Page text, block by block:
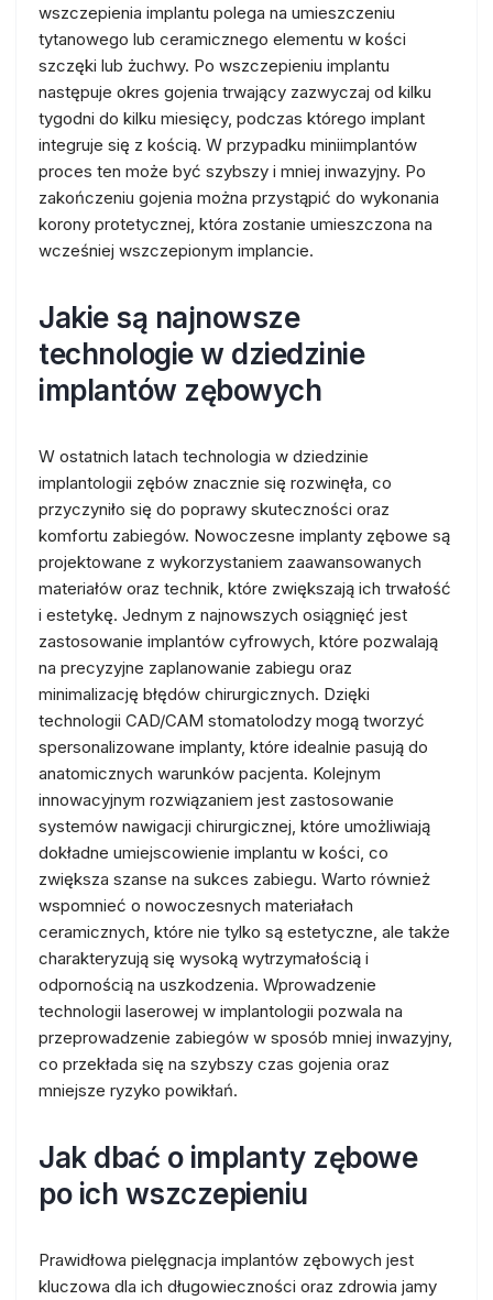
wszczepienia implantu polega na umieszczeniu
tytanowego lub ceramicznego elementu w kości
szczęki lub żuchwy. Po wszczepieniu implantu
następuje okres gojenia trwający zazwyczaj od kilku
tygodni do kilku miesięcy, podczas którego implant
integruje się z kością. W przypadku miniimplantów
proces ten może być szybszy i mniej inwazyjny. Po
zakończeniu gojenia można przystąpić do wykonania
korony protetycznej, która zostanie umieszczona na
wcześniej wszczepionym implancie.
Jakie są najnowsze
technologie w dziedzinie
implantów zębowych
W ostatnich latach technologia w dziedzinie
implantologii zębów znacznie się rozwinęła, co
przyczyniło się do poprawy skuteczności oraz
komfortu zabiegów. Nowoczesne implanty zębowe są
projektowane z wykorzystaniem zaawansowanych
materiałów oraz technik, które zwiększają ich trwałość
i estetykę. Jednym z najnowszych osiągnięć jest
zastosowanie implantów cyfrowych, które pozwalają
na precyzyjne zaplanowanie zabiegu oraz
minimalizację błędów chirurgicznych. Dzięki
technologii CAD/CAM stomatolodzy mogą tworzyć
spersonalizowane implanty, które idealnie pasują do
anatomicznych warunków pacjenta. Kolejnym
innowacyjnym rozwiązaniem jest zastosowanie
systemów nawigacji chirurgicznej, które umożliwiają
dokładne umiejscowienie implantu w kości, co
zwiększa szanse na sukces zabiegu. Warto również
wspomnieć o nowoczesnych materiałach
ceramicznych, które nie tylko są estetyczne, ale także
charakteryzują się wysoką wytrzymałością i
odpornością na uszkodzenia. Wprowadzenie
technologii laserowej w implantologii pozwala na
przeprowadzenie zabiegów w sposób mniej inwazyjny,
co przekłada się na szybszy czas gojenia oraz
mniejsze ryzyko powikłań.
Jak dbać o implanty zębowe
po ich wszczepieniu
Prawidłowa pielęgnacja implantów zębowych jest
kluczowa dla ich długowieczności oraz zdrowia jamy